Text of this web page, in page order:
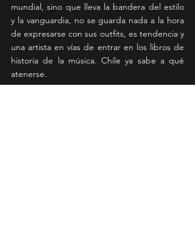
mundial, sino que lleva la bandera del estilo
y la vanguardia, no se guarda nada a la hora
de expresarse con sus outfits, es tendencia y
una artista en vías de entrar en los libros de
historia de la música. Chile ya sabe a qué
atenerse.